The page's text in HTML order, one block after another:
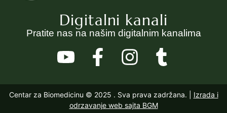
Digitalni kanali
Pratite nas na našim digitalnim kanalima
Centar za Biomedicinu © 2025 . Sva prava zadržana. | Izrada i
odrzavanje web sajta BGM